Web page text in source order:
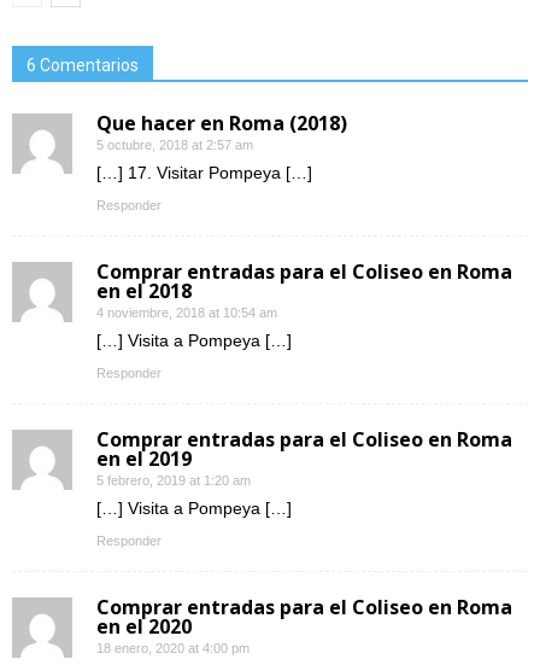
6 Comentarios
Que hacer en Roma (2018)
5 octubre, 2018 at 2:57 am
[…] 17. Visitar Pompeya […]
Responder
Comprar entradas para el Coliseo en Roma
en el 2018
4 noviembre, 2018 at 10:54 am
[…] Visita a Pompeya […]
Responder
Comprar entradas para el Coliseo en Roma
en el 2019
5 febrero, 2019 at 1:20 am
[…] Visita a Pompeya […]
Responder
Comprar entradas para el Coliseo en Roma
en el 2020
18 enero, 2020 at 4:00 pm